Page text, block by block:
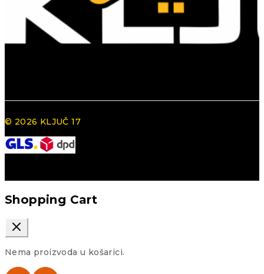
© 2026 KLJUČ 17
Shopping Cart
Nema proizvoda u košarici.